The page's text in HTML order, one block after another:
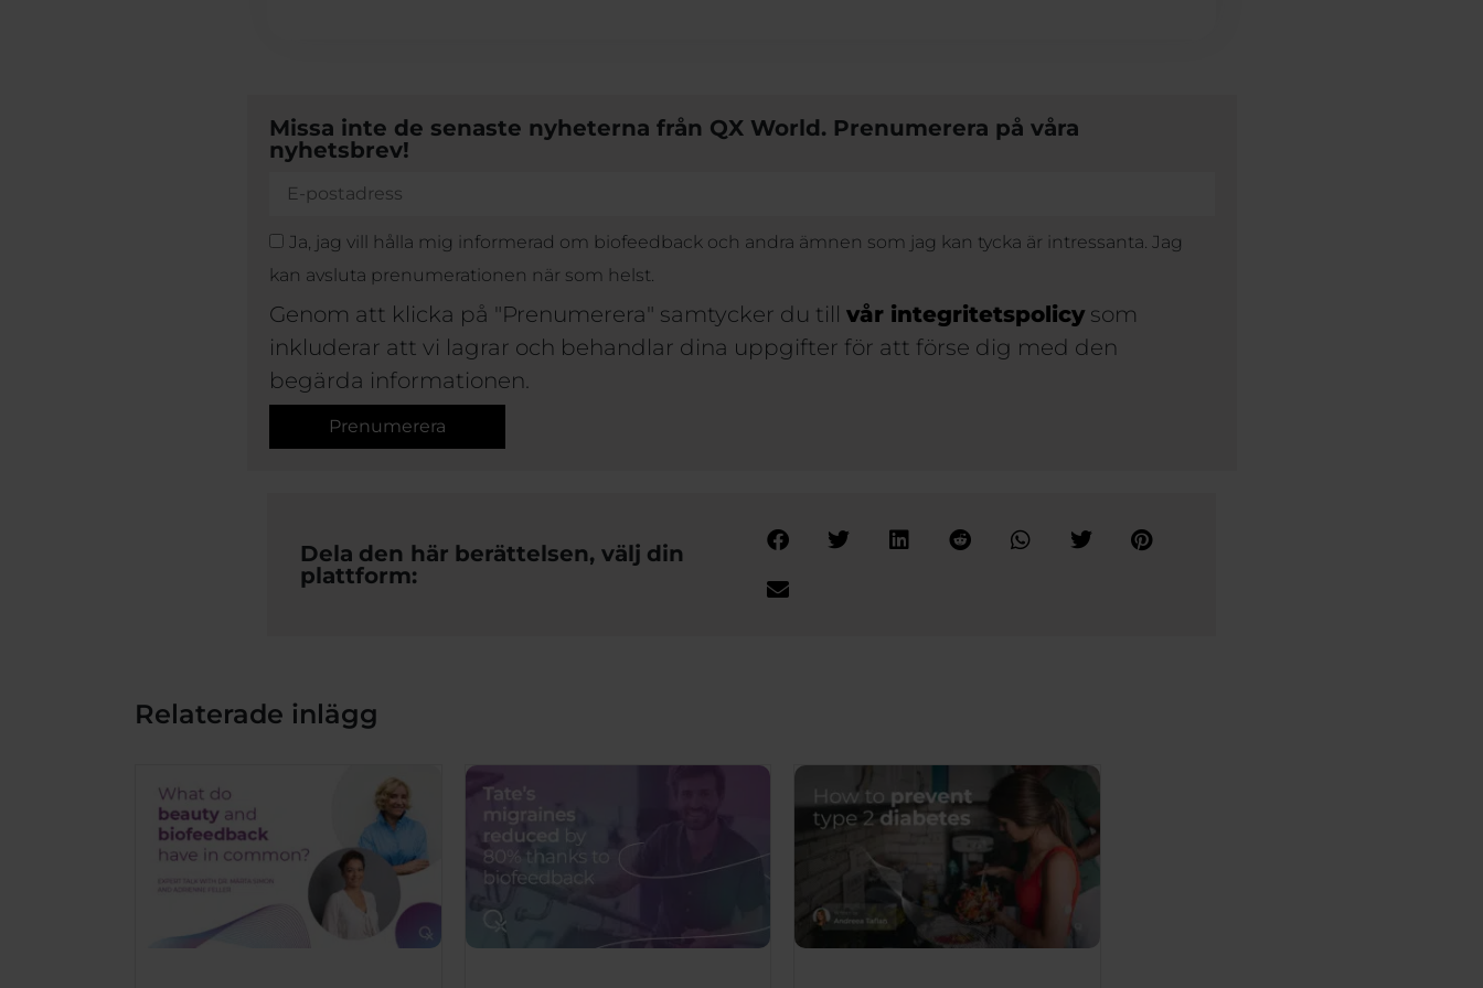
Missa inte de senaste nyheterna från QX World. Prenumerera på våra
nyhetsbrev!
Ja, jag vill hålla mig informerad om biofeedback och andra ämnen som jag kan tycka är intressanta. Jag
kan avsluta prenumerationen när som helst.
Genom att klicka på "Prenumerera" samtycker du till vår integritetspolicysom
inkluderar att vi lagrar och behandlar dina uppgifter för att förse dig med den
begärda informationen.
Prenumerera
Dela den här berättelsen, välj din
plattform:
Relaterade inlägg